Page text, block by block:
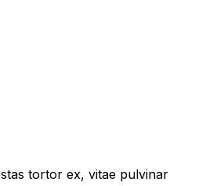
tortor ex, vitae pulvinar